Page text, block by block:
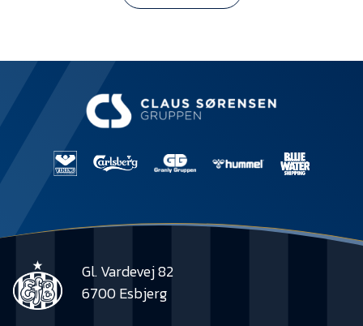
Gl. Vardevej 82
6700 Esbjerg